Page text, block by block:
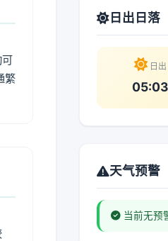
繁
日出日落
日出
05:03
天气预警
当前无预